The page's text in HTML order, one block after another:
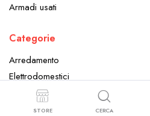
Armadi usati
Categorie
Arredamento
Elettrodomestici
Oggettistica
STORE CERCA